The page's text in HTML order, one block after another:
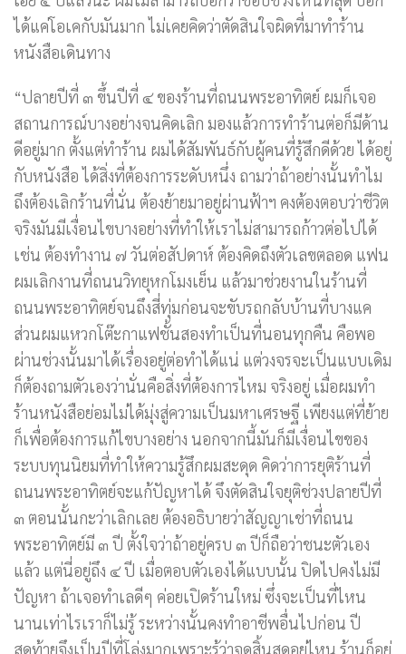
ได้แค่โอเคกับมันมาก ไม่เคยคิดว่าตัดสินใจผิดที่มาทำร้าน
หนังสือเดินทาง
“ปลายปีที่ ๓ ขึ้นปีที่ ๔ ของร้านที่ถนนพระอาทิตย์ ผมก็เจอ
สถานการณ์บางอย่างจนคิดเลิก มองแล้วการทำร้านต่อก็มีด้าน
ดีอยู่มาก ตั้งแต่ทำร้าน ผมได้สัมพันธ์กับผู้คนที่รู้สึกดีด้วย ได้อยู่
กับหนังสือ ได้สิ่งที่ต้องการระดับหนึ่ง ถามว่าถ้าอย่างนั้นทำไม
ถึงต้องเลิกร้านที่นั่น ต้องย้ายมาอยู่ผ่านฟ้าฯ คงต้องตอบว่าชีวิต
จริงมันมีเงื่อนไขบางอย่างที่ทำให้เราไม่สามารถก้าวต่อไปได้
เช่น ต้องทำงาน ๗ วันต่อสัปดาห์ ต้องคิดถึงตัวเลขตลอด แฟน
ผมเลิกงานที่ถนนวิทยุหกโมงเย็น แล้วมาช่วยงานในร้านที่
ถนนพระอาทิตย์จนถึงสี่ทุ่มก่อนจะขับรถกลับบ้านที่บางแค
ส่วนผมแหวกโต๊ะกาแฟชั้นสองทำเป็นที่นอนทุกคืน คือพอ
ผ่านช่วงนั้นมาได้เรื่องอยู่ต่อทำได้แน่ แต่วงจรจะเป็นแบบเดิม
ก็ต้องถามตัวเองว่านั่นคือสิ่งที่ต้องการไหม จริงอยู่ เมื่อผมทำ
ร้านหนังสือย่อมไม่ได้มุ่งสู่ความเป็นมหาเศรษฐี เพียงแต่ที่ย้าย
ก็เพื่อต้องการแก้ไขบางอย่าง นอกจากนี้มันก็มีเงื่อนไขของ
ระบบทุนนิยมที่ทำให้ความรู้สึกผมสะดุด คิดว่าการยุติร้านที่
ถนนพระอาทิตย์จะแก้ปัญหาได้ จึงตัดสินใจยุติช่วงปลายปีที่
๓ ตอนนั้นกะว่าเลิกเลย ต้องอธิบายว่าสัญญาเช่าที่ถนน
พระอาทิตย์มี ๓ ปี ตั้งใจว่าถ้าอยู่ครบ ๓ ปีก็ถือว่าชนะตัวเอง
แล้ว แต่นี่อยู่ถึง ๔ ปี เมื่อตอบตัวเองได้แบบนั้น ปิดไปคงไม่มี
ปัญหา ถ้าเจอทำเลดีๆ ค่อยเปิดร้านใหม่ ซึ่งจะเป็นที่ไหน
นานเท่าไรเราก็ไม่รู้ ระหว่างนั้นคงทำอาชีพอื่นไปก่อน ปี
สุดท้ายจึงเป็นปีที่โล่งมากเพราะรู้ว่าจุดสิ้นสุดอยู่ไหน ร้านก็อยู่